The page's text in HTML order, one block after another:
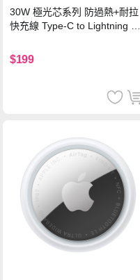
30W 極光芯系列 防過熱+耐拉
快充線 Type-C to Lightning 傳
$199